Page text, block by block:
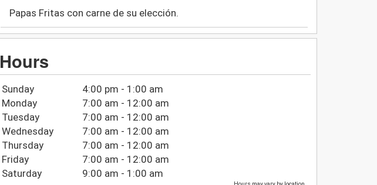
Papas Fritas con carne de su elección.
Hours
Sunday
4:00 pm - 1:00 am
Monday
7:00 am - 12:00 am
Tuesday
7:00 am - 12:00 am
Wednesday
7:00 am - 12:00 am
Thursday
7:00 am - 12:00 am
Friday
7:00 am - 12:00 am
Saturday
9:00 am - 1:00 am